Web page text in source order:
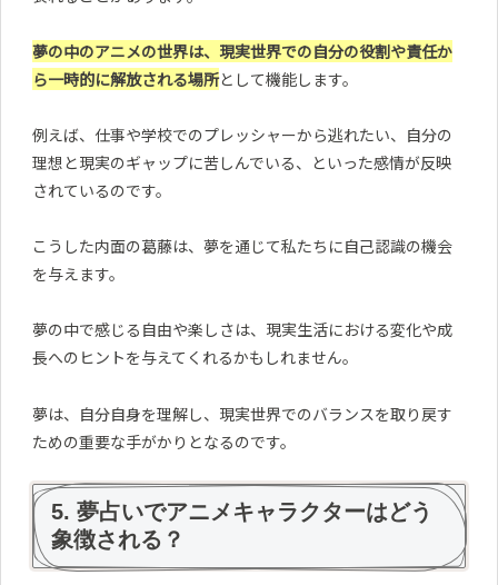
夢の中のアニメの世界は、現実世界での自分の役割や責任か
ら一時的に解放される場所として機能します。
例えば、仕事や学校でのプレッシャーから逃れたい、自分の
理想と現実のギャップに苦しんでいる、といった感情が反映
されているのです。
こうした内面の葛藤は、夢を通じて私たちに自己認識の機会
を与えます。
夢の中で感じる自由や楽しさは、現実生活における変化や成
長へのヒントを与えてくれるかもしれません。
夢は、自分自身を理解し、現実世界でのバランスを取り戻す
ための重要な手がかりとなるのです。
5. 夢占いでアニメキャラクターはどう
象徴される？